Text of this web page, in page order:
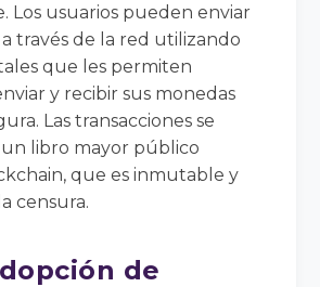
Los usuarios pueden enviar
a través de la red utilizando
que les permiten
y recibir sus monedas
Las transacciones se
libro mayor público
que es inmutable y
censura.
de